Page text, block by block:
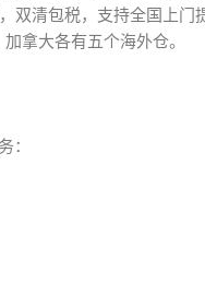
双清包税，支持全国上门
拿大各有五个海外仓。
：